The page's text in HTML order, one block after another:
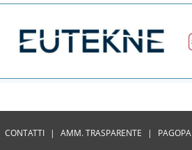
CONTATTI | AMM. TRASPARENTE | PAGOPA